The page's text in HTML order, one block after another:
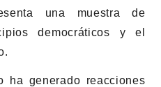
una muestra de
democráticos y el
ha generado reacciones